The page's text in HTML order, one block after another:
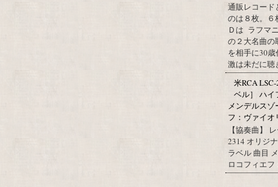
通販レコード
のは８枚。６
Ｄは ラフマ
の２大名曲の
を相手に30
激は未だに聴
米RCA
ベル］ ハイ
メンデルス
フ：ヴァイオ
【協奏曲】
2314 オリジ
ラベル 曲目
ロコフィエ